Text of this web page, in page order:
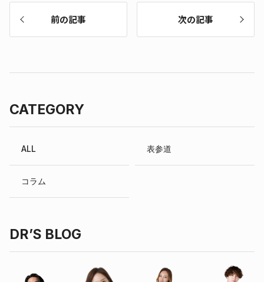
前の記事 次の記事
CATEGORY
ALL 表参道
コラム
DR’S BLOG